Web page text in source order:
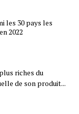
les 30 pays les
2022
riches du
de son produit...